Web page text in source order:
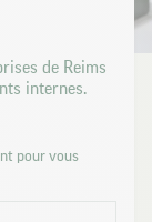
de Reims
internes.
pour vous